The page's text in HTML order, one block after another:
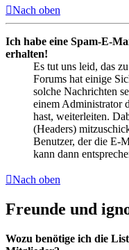
Nach oben
Ich habe eine Spam-E-
erhalten!
Es tut uns leid, das
Forums hat einige
solche Nachrichten
einem Administrator
hast, weiterleiten.
(Headers)
Benutzer, der die E-
kann dann
Nach oben
Freunde und
Wozu benötige ich die